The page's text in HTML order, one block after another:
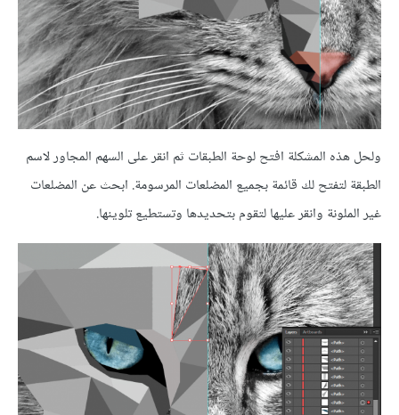
ولحل هذه المشكلة افتح لوحة الطبقات ثم انقر على السهم المجاور لاسم
الطبقة لتفتح لك قائمة بجميع المضلعات المرسومة. ابحث عن المضلعات
غير الملونة وانقر عليها لتقوم بتحديدها وتستطيع تلوينها.